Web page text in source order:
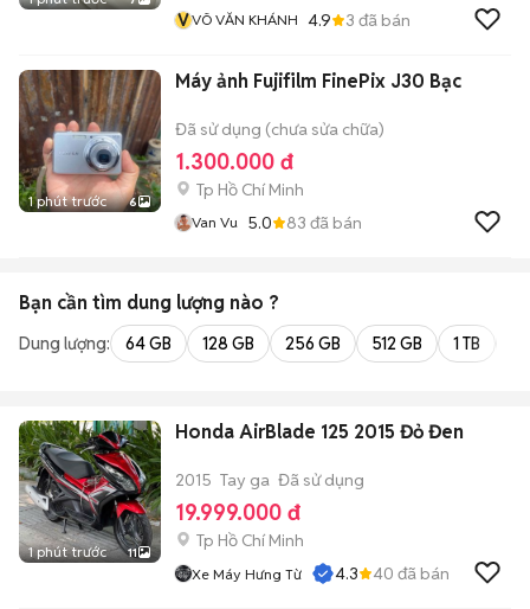
VVÕ VĂN KHÁNH 4.9 3 đã bán
1 phút trước 6
Máy ảnh Fujifilm FinePix J30 Bạc
Đã sử dụng (chưa sửa chữa)
1.300.000 đ
Tp Hồ Chí Minh
Van Vu 5.0 83 đã bán
Bạn cần tìm dung lượng nào ?
Dung lượng: 64 GB 128 GB 256 GB 512 GB 1 TB
1 phút trước 11
Honda AirBlade 125 2015 Đỏ Đen
2015 Tay ga Đã sử dụng
19.999.000 đ
Tp Hồ Chí Minh
Xe Máy Hưng Từ 4.3 40 đã bán